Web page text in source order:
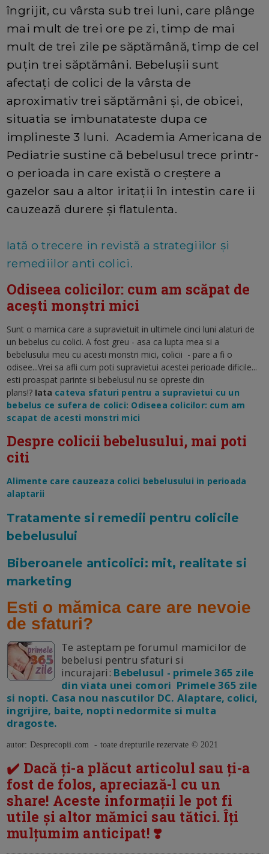
îngrijit, cu vârsta sub trei luni, care plânge
mai mult de trei ore pe zi, timp de mai
mult de trei zile pe săptămână, timp de cel
puțin trei săptămâni. Bebelușii sunt
afectați de colici de la vârsta de
aproximativ trei săptămâni și, de obicei,
situatia se imbunatateste dupa ce
implineste 3 luni. Academia Americana de
Pediatrie sustine că bebelusul trece printr-
o perioada in care există o creștere a
gazelor sau a altor iritații în intestin care ii
cauzează durere și flatulenta.
Iată o trecere in revistă a strategiilor și
remediilor anti colici.
Odiseea colicilor: cum am scăpat de
acești monștri mici
Sunt o mamica care a supravietuit in ultimele cinci luni alaturi de
un bebelus cu colici. A fost greu - asa ca lupta mea si a
bebelusului meu cu acesti monstri mici, colicii - pare a fi o
odisee...Vrei sa afli cum poti supravietui acestei perioade dificile...
esti proaspat parinte si bebelusul nu se opreste din
plans!? Iata cateva sfaturi pentru a supravietui cu un
bebelus ce sufera de colici: Odiseea colicilor: cum am
scapat de acesti monstri mici
Despre colicii bebelusului, mai poti
citi
Alimente care cauzeaza colici bebelusului in perioada
alaptarii
Tratamente si remedii pentru colicile
bebelusului
Biberoanele anticolici: mit, realitate si
marketing
Esti o mămica care are nevoie
de sfaturi?
Te asteptam pe forumul mamicilor de
bebelusi pentru sfaturi si
incurajari: Bebelusul - primele 365 zile
din viata unei comori Primele 365 zile
si nopti. Casa nou nascutilor DC. Alaptare, colici,
ingrijire, baite, nopti nedormite si multa
dragoste.
autor: Desprecopii.com - toate drepturile rezervate © 2021
✔️ Dacă ți-a plăcut articolul sau ți-a
fost de folos, apreciază-l cu un
share! Aceste informații le pot fi
utile și altor mămici sau tătici. Îți
mulțumim anticipat! ❣️